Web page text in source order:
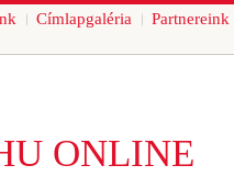
Címlapgaléria Partnereink
ONLINE